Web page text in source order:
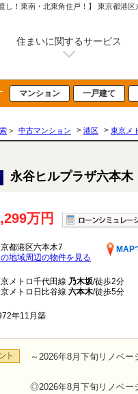
住まいに関するサービス
マンション 一戸建て
> 中古マンション > 港区 > 東京メ
永谷ヒルプラザ六本木
万円
都港区六本木7
MAP
地域周辺の物件を見る
メトロ千代田線 乃木坂/徒歩2分
メトロ日比谷線 六本木/徒歩5分
年11月築
～2026年8月下旬リノベ
◎2026年8月下旬リノベー